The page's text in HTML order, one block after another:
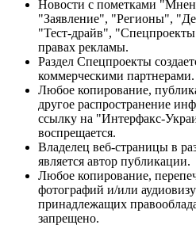
Новости с пометками
"Заявление", "Регионы",
"Тест-драйв",
правах рекламы.
Раздел Спецпроекты
коммерческими партнерами.
Любое копирование,
другое распространение
ссылку на "Интерфакс-
воспрещается.
Владелец веб-страницы в
является автор публикации.
Любое копирование,
фотографий и/или
принадлежащих
запрещено.